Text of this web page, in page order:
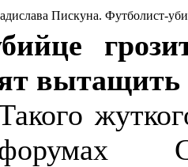
Пискуна. Футболист-